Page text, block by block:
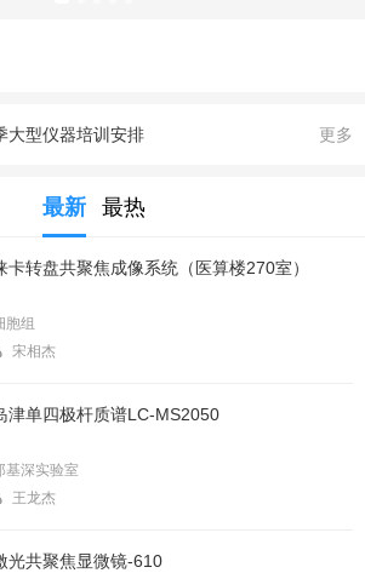
大型仪器培训安排
验中心2025年暑期值班表
季大型仪器培训安排
寒假值班表
验中心2026年暑期值班表
中心2026年寒假值班表
楼206室新到 非接触式超声波破碎仪
更多
最新 最热
卡转盘共聚焦成像系统（医算楼270室）
胞组
宋相杰
津单四极杆质谱LC-MS2050
基深实验室
王龙杰
光共聚焦显微镜-610